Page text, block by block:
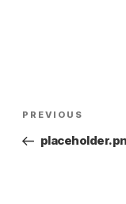
PREVIOUS